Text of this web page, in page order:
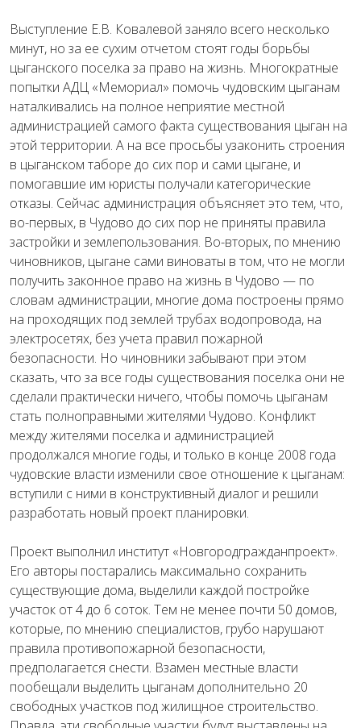
Выступление Е.В. Ковалевой заняло всего несколько
минут, но за ее сухим отчетом стоят годы борьбы
цыганского поселка за право на жизнь. Многократные
попытки АДЦ «Мемориал» помочь чудовским цыганам
наталкивались на полное неприятие местной
администрацией самого факта существования цыган на
этой территории. А на все просьбы узаконить строения
в цыганском таборе до сих пор и сами цыгане, и
помогавшие им юристы получали категорические
отказы. Сейчас администрация объясняет это тем, что,
во-первых, в Чудово до сих пор не приняты правила
застройки и землепользования. Во-вторых, по мнению
чиновников, цыгане сами виноваты в том, что не могли
получить законное право на жизнь в Чудово — по
словам администрации, многие дома построены прямо
на проходящих под землей трубах водопровода, на
электросетях, без учета правил пожарной
безопасности. Но чиновники забывают при этом
сказать, что за все годы существования поселка они не
сделали практически ничего, чтобы помочь цыганам
стать полноправными жителями Чудово. Конфликт
между жителями поселка и администрацией
продолжался многие годы, и только в конце 2008 года
чудовские власти изменили свое отношение к цыганам:
вступили с ними в конструктивный диалог и решили
разработать новый проект планировки.
Проект выполнил институт «Новгородгражданпроект».
Его авторы постарались максимально сохранить
существующие дома, выделили каждой постройке
участок от 4 до 6 соток. Тем не менее почти 50 домов,
которые, по мнению специалистов, грубо нарушают
правила противопожарной безопасности,
предполагается снести. Взамен местные власти
пообещали выделить цыганам дополнительно 20
свободных участков под жилищное строительство.